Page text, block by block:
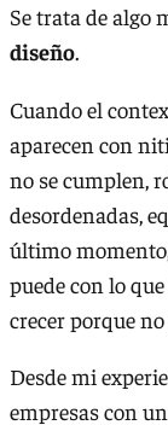
Se trata de algo
diseño.
Cuando el
aparecen con
no se cumplen,
desordenadas,
último
puede con lo
crecer porque
Desde mi
empresas con